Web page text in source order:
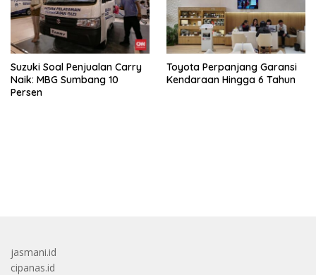
Suzuki Soal Penjualan Carry
Naik: MBG Sumbang 10
Persen
Toyota Perpanjang Garansi
Kendaraan Hingga 6 Tahun
jasmani.id
cipanas.id